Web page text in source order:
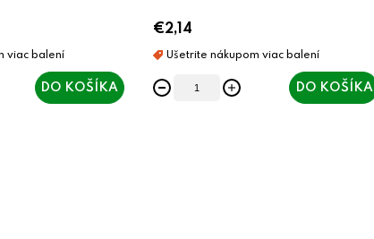
DO KOŠÍKA
€2,14
DO KOŠÍKA